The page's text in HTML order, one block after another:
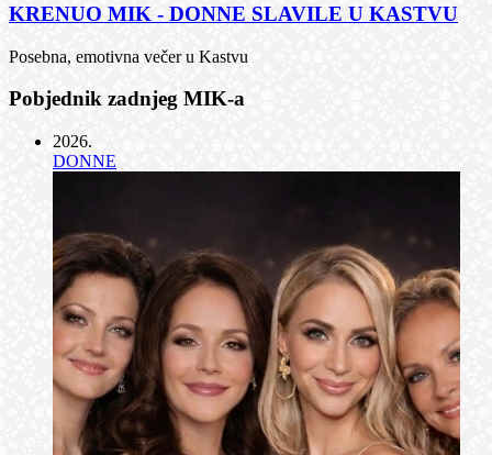
KRENUO MIK - DONNE SLAVILE U KASTVU
Posebna, emotivna večer u Kastvu
Pobjednik zadnjeg MIK-a
2026.
DONNE